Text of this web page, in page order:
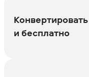
и бесплатно